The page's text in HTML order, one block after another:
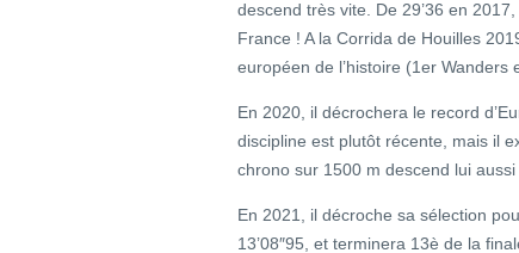
descend très vite. De 29’36 en
France ! A la Corrida de Houilles
européen de l’histoire (1er Wanders
En 2020, il décrochera le record
discipline est plutôt récente, mais il
chrono sur 1500 m descend lui aussi
En 2021, il décroche sa sélection
13’08″95, et terminera 13è de la